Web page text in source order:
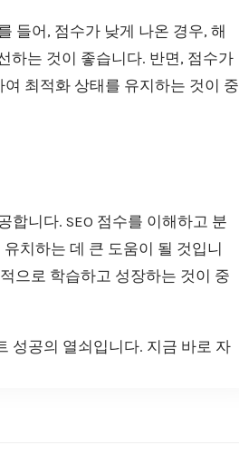
들어, 점수가 낮게 나온 경우, 해
하는 것이 좋습니다. 반면, 점수가
최적화 상태를 유지하는 것이 중
합니다. SEO 점수를 이해하고 분
치하는 데 큰 도움이 될 것입니
으로 학습하고 성장하는 것이 중
성공의 열쇠입니다. 지금 바로 자